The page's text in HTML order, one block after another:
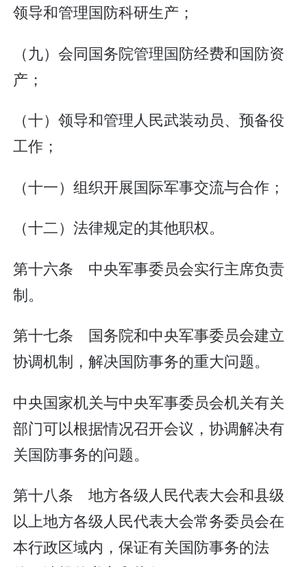
领导和管理国防科研生产；
（九）会同国务院管理国防经费和国防资
产；
（十）领导和管理人民武装动员、预备役
工作；
（十一）组织开展国际军事交流与合作；
（十二）法律规定的其他职权。
第十六条 中央军事委员会实行主席负责
制。
第十七条 国务院和中央军事委员会建立
协调机制，解决国防事务的重大问题。
中央国家机关与中央军事委员会机关有关
部门可以根据情况召开会议，协调解决有
关国防事务的问题。
第十八条 地方各级人民代表大会和县级
以上地方各级人民代表大会常务委员会在
本行政区域内，保证有关国防事务的法